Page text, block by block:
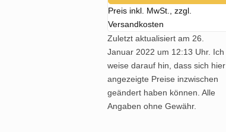
Preis inkl. MwSt., zzgl.
Versandkosten
Zuletzt aktualisiert am 26.
Januar 2022 um 12:13 Uhr. Ich
weise darauf hin, dass sich hier
angezeigte Preise inzwischen
geändert haben können. Alle
Angaben ohne Gewähr.